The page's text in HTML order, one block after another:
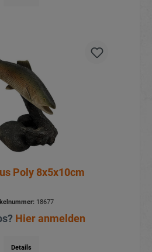
Poly 8x5x10cm
18677
Hier anmelden
Details